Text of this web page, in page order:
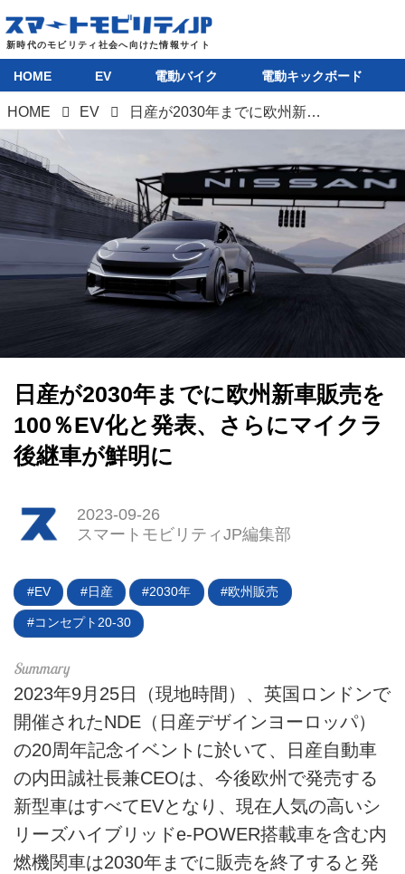
HOME
電動バイク
電動キックボード
テクノロジー
このメディアについて
運営会社
利用規約
HOME EV 電動バイク 電動キックボード
HOME EV 日産が2030年までに欧州新車販売を100％EV化と発表、さらにマイクラ後継車が鮮明に
日産が2030年までに欧州新車販売を
100％EV化と発表、さらにマイクラ
後継車が鮮明に
2023-09-26
スマートモビリティJP編集部
EV 日産 2030年 欧州販売
コンセプト20-30
2023年9月25日（現地時間）、英国ロンドンで
開催されたNDE（日産デザインヨーロッパ）
の20周年記念イベントに於いて、日産自動車
の内田誠社長兼CEOは、今後欧州で発売する
新型車はすべてEVとなり、現在人気の高いシ
リーズハイブリッドe-POWER搭載車を含む内
燃機関車は2030年までに販売を終了すると発